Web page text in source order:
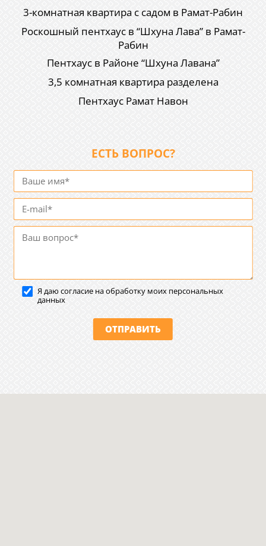
3-комнатная квартира с садом в Рамат-Рабин
Роскошный пентхаус в “Шхуна Лава” в Рамат-
Рабин
Пентхаус в Районе “Шхуна Лавана”
3,5 комнатная квартира разделена
Пентхаус Рамат Навон
ЕСТЬ ВОПРОС?
Я даю согласие на обработку моих персональных
данных